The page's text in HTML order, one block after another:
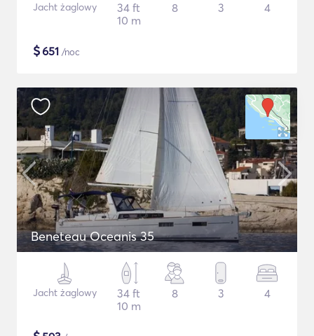
Jacht żaglowy
34 ft
10 m
8 3 4
$651 /noc
Beneteau Oceanis 35
Jacht żaglowy
34 ft
10 m
8 3 4